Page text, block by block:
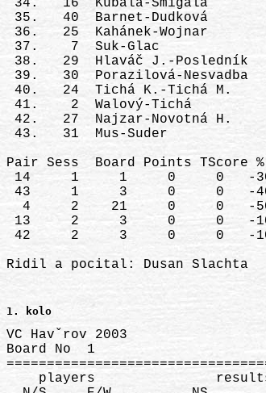
34.   16  Kubala-Šmigala
35.   40  Barnet-Dudková
36.   25  Kahánek-Wojnar
37.    7  Suk-Glac
38.   29  Hlaváč J.-
39.   30  Porazilová-
40.   24  Tichá K.-Tichá M.
41.    2  Walový-Tichá
42.   27  Najzar-Novotná H.
43.   31  Mus-Suder
Pair Sess  Board Points TScore
14     1     1     0     0   -
43     1     3     0     0   -
4     2    21     0     0   -
13     2     3     0     0   -
42     2     3     0     0   -
Ridil a pocital: Dusan Slachta
1. kolo
VC Havˇrov 2003
Board No  1                                                 100% =  40
=============================================================================
    players               results             points           per cent
  N/S     E/W          NS        EW        NS        EW      NS         EW
=============================================================================
    1      14          50                  19        21    47.50 %    52.50 %
   13      25          50                  19        21    47.50 %    52.50 %
   12      23                   100         6        34    15.00 %    85.00 %
   11      21                    50        11        29    27.50 %    72.50 %
   10      19                   110         3        37     7.50 %    92.50 %
    9      17          50                  19        21    47.50 %    52.50 %
    8      15          50                  19        21    47.50 %    52.50 %
    7      26         100                  29        11    72.50 %    27.50 %
    6      24          90                  24        16    60.00 %    40.00 %
   22       5         150                  40         0   100.00 %     0.00 %
   20       4                   180         0        40     0.00 %   100.00 %
   18       3                    50        11        29    27.50 %    72.50 %
   16       2         100                  29        11    72.50 %    27.50 %
   27      28         110                  35         5    87.50 %    12.50 %
   42      33                    50        11        29    27.50 %    72.50 %
   39      36                    50        11        29    27.50 %    72.50 %
   34      38                   110         3        37     7.50 %    92.50 %
   31      35         100                  29        11    72.50 %    27.50 %
   37      29         100                  29        11    72.50 %    27.50 %
   43      40         110                  35         5    87.50 %    12.50 %
   41      30         140                  38         2    95.00 %     5.00 %



VC Havˇrov 2003
Board No  2                                                 100% =  40
=============================================================================
    players               results             points           per cent
  N/S     E/W          NS        EW        NS        EW      NS         EW
=============================================================================
    1      14                   450        20        20    50.00 %    50.00 %
   13      25                   450        20        20    50.00 %    50.00 %
   12      23                   450        20        20    50.00 %    50.00 %
   11      21                   450        20        20    50.00 %    50.00 %
   10      19                   450        20        20    50.00 %    50.00 %
    9      17                   450        20        20    50.00 %    50.00 %
    8      15                   450        20        20    50.00 %    50.00 %
    7      26                   450        20        20    50.00 %    50.00 %
    6      24                   450        20        20    50.00 %    50.00 %
   22       5                   450        20        20    50.00 %    50.00 %
   20       4                   450        20        20    50.00 %    50.00 %
   18       3                   450        20        20    50.00 %    50.00 %
   16       2         100                  40         0   100.00 %     0.00 %
   27      28                   450        20        20    50.00 %    50.00 %
   42      33                   450        20        20    50.00 %    50.00 %
   39      36                   450        20        20    50.00 %    50.00 %
   34      38                   460         0        40     0.00 %   100.00 %
   31      35                   450        20        20    50.00 %    50.00 %
   37      29                   450        20        20    50.00 %    50.00 %
   43      40                   450        20        20    50.00 %    50.00 %
   41      30                   450        20        20    50.00 %    50.00 %



VC Havˇrov 2003
Board No  3                                                 100% =  40
=============================================================================
    players               results             points           per cent
  N/S     E/W          NS        EW        NS        EW      NS         EW
=============================================================================
    2      15                    50        13        27    32.50 %    67.50 %
    1      26         110                  25        15    62.50 %    37.50 %
   13      24         200                  37         3    92.50 %     7.50 %
   12      22                   100         4        36    10.00 %    90.00 %
   11      20         110                  25        15    62.50 %    37.50 %
   10      18                   100         4        36    10.00 %    90.00 %
    9      16                    50        13        27    32.50 %    67.50 %
    8      14         110                  25        15    62.50 %    37.50 %
    7      25         100                  19        21    47.50 %    52.50 %
   23       6                   100         4        36    10.00 %    90.00 %
   21       5         150                  34         6    85.00 %    15.00 %
   19       4         150                  34         6    85.00 %    15.00 %
   17       3                    50        13        27    32.50 %    67.50 %
   29      30         110                  25        15    62.50 %    37.50 %
   27      34                    50        13        27    32.50 %    67.50 %
   31      41                   100         4        36    10.00 %    90.00 %
   39      28         120                  31         9    77.50 %    22.50 %
   43                 40%                  16              40.00 %
           38                   60%                  24               60.00 %
   40      33         110                  25        15    62.50 %    37.50 %
   32      36                    50        13        27    32.50 %    67.50 %
   42      37         400                  39         1    97.50 %     2.50 %



VC Havˇrov 2003
Board No  4                                                 100% =  40
=============================================================================
    players               results             points           per cent
  N/S     E/W          NS        EW        NS        EW      NS         EW
=============================================================================
    2      15         200                  18        22    45.00 %    55.00 %
    1      26         100                   7        33    17.50 %    82.50 %
   13      24         400                  37         3    92.50 %     7.50 %
   12      22         200                  18        22    45.00 %    55.00 %
   11      20         300                  30        10    75.00 %    25.00 %
   10      18         200                  18        22    45.00 %    55.00 %
    9      16                   140         0        40     0.00 %   100.00 %
    8      14         300                  30        10    75.00 %    25.00 %
    7      25         300                  30        10    75.00 %    25.00 %
   23       6         300                  30        10    75.00 %    25.00 %
   21       5         200                  18        22    45.00 %    55.00 %
   19       4         200                  18        22    45.00 %    55.00 %
   17       3         100                   7        33    17.50 %    82.50 %
   29      30         400                  37         3    92.50 %     7.50 %
   27      34         200                  18        22    45.00 %    55.00 %
   31      41         100                   7        33    17.50 %    82.50 %
   39      28         300                  30        10    75.00 %    25.00 %
   43      38         200                  18        22    45.00 %    55.00 %
   40      33                   110         2        38     5.00 %    95.00 %
   32      36         100                   7        33    17.50 %    82.50 %
   42      37         500                  40         0   100.00 %     0.00 %



VC Havˇrov 2003
Board No  5                                                 100% =  40
=============================================================================
    players               results             points           per cent
  N/S     E/W          NS        EW        NS        EW      NS         EW
=============================================================================
    3      16         650                  20        20    50.00 %    50.00 %
    2      14        1430                  39         1    97.50 %     2.50 %
    1      25        1430                  39         1    97.50 %     2.50 %
   13      23         650                  20        20    50.00 %    50.00 %
   12      21         650                  20        20    50.00 %    50.00 %
   11      19         650                  20        20    50.00 %    50.00 %
   10      17                   100         3        37     7.50 %    92.50 %
    9      15         650                  20        20    50.00 %    50.00 %
    8      26         680                  35         5    87.50 %    12.50 %
   24       7         650                  20        20    50.00 %    50.00 %
   22       6         650                  20        20    50.00 %    50.00 %
   20       5         650                  20        20    50.00 %    50.00 %
   18       4                   100         3        37     7.50 %    92.50 %
   31      32         620                   6        34    15.00 %    85.00 %
   36      30         650                  20        20    50.00 %    50.00 %
   27      43         650                  20        20    50.00 %    50.00 %
   40      29         680                  35         5    87.50 %    12.50 %
   39      34         650                  20        20    50.00 %    50.00 %
   42      38